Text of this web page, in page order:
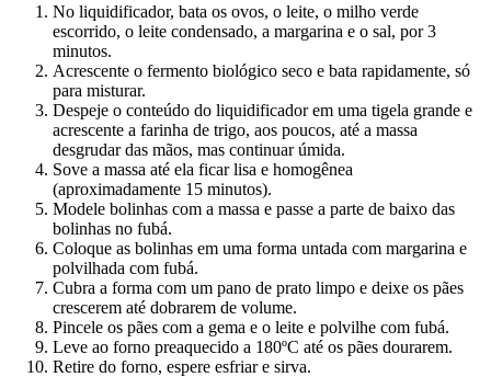
No liquidificador, bata os ovos, o leite, o milho verde
escorrido, o leite condensado, a margarina e o sal, por 3
minutos.
Acrescente o fermento biológico seco e bata rapidamente, só
para misturar.
Despeje o conteúdo do liquidificador em uma tigela grande e
acrescente a farinha de trigo, aos poucos, até a massa
desgrudar das mãos, mas continuar úmida.
Sove a massa até ela ficar lisa e homogênea
(aproximadamente 15 minutos).
Modele bolinhas com a massa e passe a parte de baixo das
bolinhas no fubá.
Coloque as bolinhas em uma forma untada com margarina e
polvilhada com fubá.
Cubra a forma com um pano de prato limpo e deixe os pães
crescerem até dobrarem de volume.
Pincele os pães com a gema e o leite e polvilhe com fubá.
Leve ao forno preaquecido a 180ºC até os pães dourarem.
Retire do forno, espere esfriar e sirva.